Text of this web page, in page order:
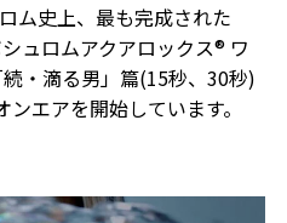
ム史上、最も完成された
ュロムアクアロックス® ワ
・滴る男」篇(15秒、30秒)
エアを開始しています。